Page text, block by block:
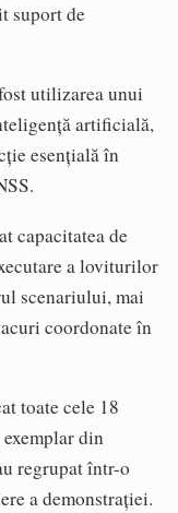
suport de
utilizarea unui
artificială,
esențială în
capacitatea de
a loviturilor
scenariului, mai
coordonate în
toate cele 18
din
regrupat într-o
a demonstrației.